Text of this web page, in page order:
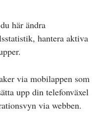
här ändra
hantera aktiva
via mobilappen som
upp din telefonväxel
via webben.